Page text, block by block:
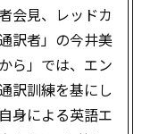
会見、レッドカ
訳者」の今井美
ら」では、エン
訳訓練を基にし
身による英語エ